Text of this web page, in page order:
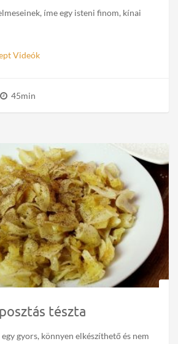
íme egy isteni finom, kínai
Videók
45min
tészta
gyors, könnyen elkészíthető és nem